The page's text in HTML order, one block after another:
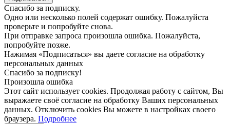
Спасибо за подписку.
Одно или несколько полей содержат ошибку. Пожалуйста
проверьте и попробуйте снова.
При отправке запроса произошла ошибка. Пожалуйста,
попробуйте позже.
Нажимая «Подписаться» вы даете согласие на обработку
персональных данных
Спасибо за подписку!
Произошла ошибка
Этот сайт использует cookies. Продолжая работу с сайтом, Вы
выражаете своё согласие на обработку Ваших персональных
данных. Отключить cookies Вы можете в настройках своего
браузера. Подробнее